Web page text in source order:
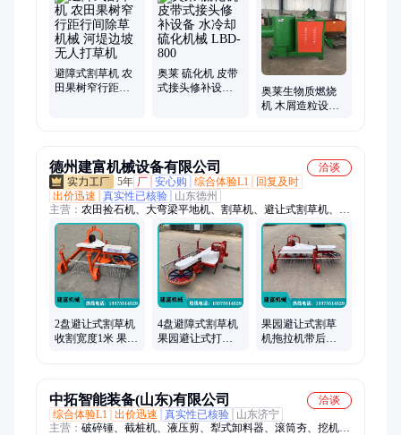
机贝型斗、抓木机、混凝土输送泵、螺旋钻机、破碎锤、劈裂
机、绳锯机、随车挖、激光整平机、混凝土摊铺机、电动玻璃吸
盘、生物质燃烧机、自动排焊机、焊网机、激光切割机、制氮
机、扫地车
避障式割草机 农
田果树窄行距行
奥莱 硫化机 皮带
式接头修补设备
奥莱生物质燃烧
机 木屑造粒设备
德州建富机械设备有限公司
洽谈
5年 厂 安心购 综合体验L1
回复及时
出价迅速
真实性已核验
山东德州
主营： 农田捡石机、大弯梁平地机、割草机、避让式割草机、镇
压器、筑埂机、翻转犁、撒肥机、搂草机、碎草机、旋耕机、圆
盘耙、圆盘犁、粉土机、小麦播种机、马铃薯种植机、马铃薯收
获机
2盘避让式割草机
收割宽度1米 果园
4盘避障式割草机
果园避让式打草
果园避让式割草
机拖拉机带后置
中拓智能装备(山东)有限公司
洽谈
综合体验L1 出价迅速 真实性已核验
山东济宁
主营： 破碎锤、截桩机、液压剪、犁式卸料器、滚筒夯、挖机泥